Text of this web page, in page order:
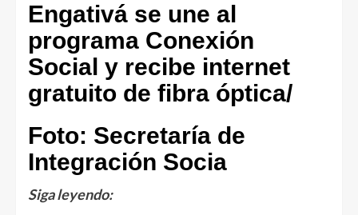
Engativá se une al
programa Conexión
Social y recibe internet
gratuito de fibra óptica/
Foto: Secretaría de
Integración Socia
Siga leyendo: